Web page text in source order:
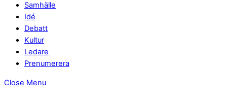
Samhälle
Idé
Debatt
Kultur
Ledare
Prenumerera
Close Menu